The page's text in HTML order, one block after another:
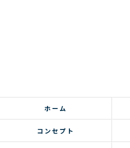
ホーム
コンセプト